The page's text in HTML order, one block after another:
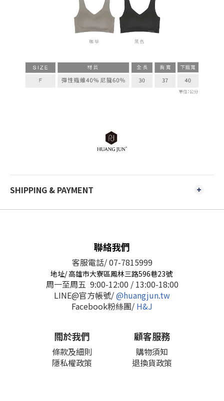
SHIPPING & PAYMENT
聯絡我們
客服電話/ 07-7815999
地址/ 高雄市大寮區鳳林三路596巷23號
周一至周五 9:00-12:00 / 13:00-18:00
LINE@官方帳號/@huangjun.tw
Facebook粉絲團/ H&J
關於我們
條款及細則
隱私權政策
顧客服務
購物須知
退換貨政策